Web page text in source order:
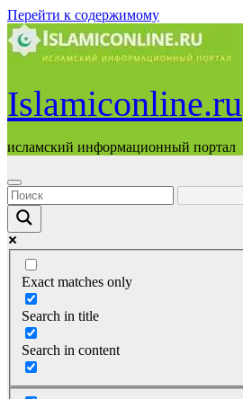
Перейти к содержимому
Islamiconline.ru
исламский информационный портал
Exact matches only
Search in title
Search in content